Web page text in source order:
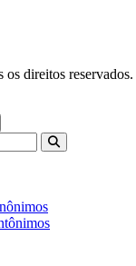
direitos reservados.